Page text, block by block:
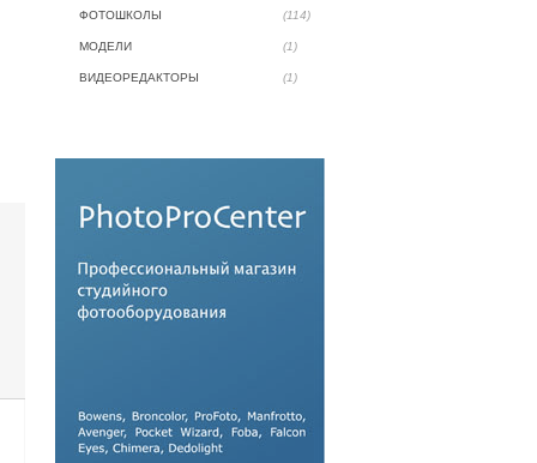
ФОТОШКОЛЫ (114)
МОДЕЛИ (1)
ВИДЕОРЕДАКТОРЫ (1)